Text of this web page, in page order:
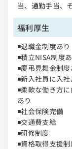
当、通勤手当、
福利厚生
◾️退職金制度あり
◾️積立NISA制度
◾️慶弔見舞金制度
◾️新入社員に入
◾️柔軟な働き方
あり
◾️社会保険完備
◾️交通費支給
◾️研修制度
◾️資格取得支援